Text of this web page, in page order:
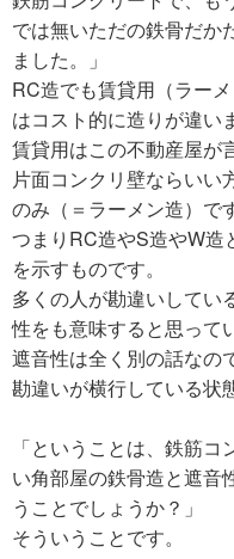
では無いただの鉄骨だか
ました。」
RC造でも賃貸用（ラー
はコスト的に造りが違い
賃貸用はこの不動産屋が
片面コンクリ壁ならいい
のみ（＝ラーメン造）です
つまりRC造やS造やW造
を示すものです。
多くの人が勘違いしてい
性をも意味すると思って
遮音性は全く別の話なの
勘違いが横行している状
「ということは、鉄筋
い角部屋の鉄骨造と遮音
うことでしょうか？」
そういうことです。